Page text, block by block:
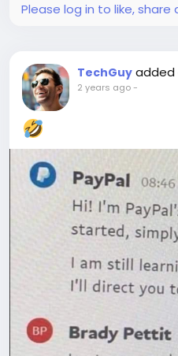
Please log in to like,
TechGuy added
2 years ago-